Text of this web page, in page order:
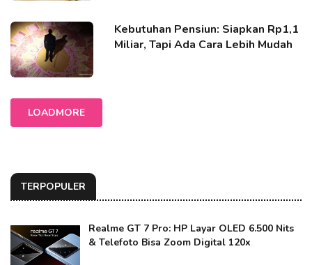
Kebutuhan Pensiun: Siapkan Rp1,1
Miliar, Tapi Ada Cara Lebih Mudah
LOADMORE
TERPOPULER
Realme GT 7 Pro: HP Layar OLED 6.500 Nits
& Telefoto Bisa Zoom Digital 120x